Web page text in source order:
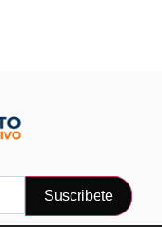
Suscribete